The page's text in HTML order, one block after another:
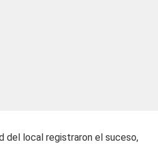
del local registraron el suceso,